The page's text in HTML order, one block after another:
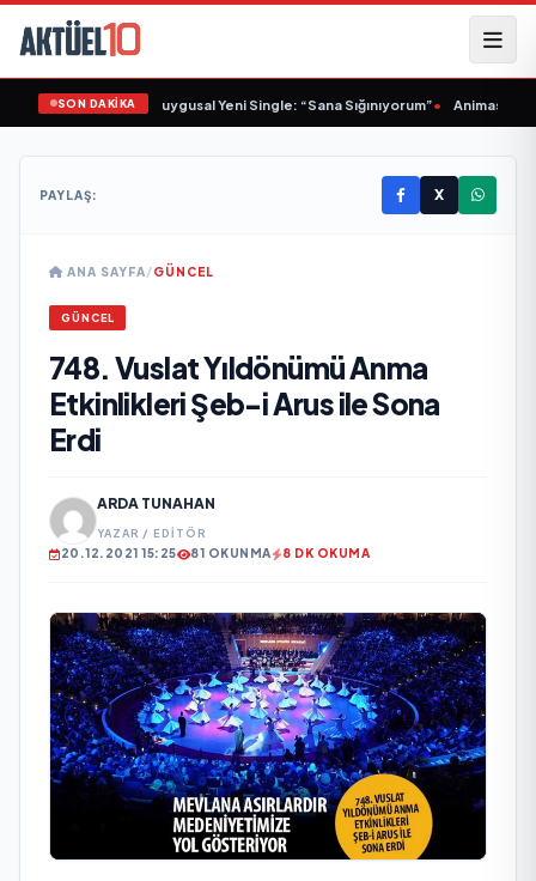
SON DAKİKA
Yalçınkaya’dan Duygusal Yeni Single: “Sana Sığınıyorum”• Animasyon
PAYLAŞ: X
ANA SAYFA/GÜNCEL
GÜNCEL
748. Vuslat Yıldönümü Anma
Etkinlikleri Şeb-i Arus ile Sona
Erdi
ARDA TUNAHAN
YAZAR / EDITÖR
20.12.2021 15:25 81 OKUNMA 8 DK OKUMA